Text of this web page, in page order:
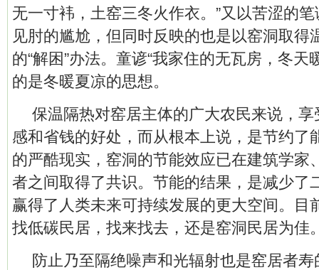
无一寸袆，土窑三冬火作衣。”又以苦涩的
见肘的尴尬，但同时反映的也是以窑洞取得
的“解困”办法。童谚“我家住的无瓦房，冬天
的是冬暖夏凉的思想。
保温隔热对窑居主体的广大农民来说，
感和省钱的好处，而从根本上说，是节约了
的严酷现实，窑洞的节能效应已在建筑学家
者之间取得了共识。节能的结果，是减少了
赢得了人类未来可持续发展的更大空间。目
找低碳民居，找来找去，还是窑洞民居为佳
防止乃至隔绝噪声和光辐射也是窑居者